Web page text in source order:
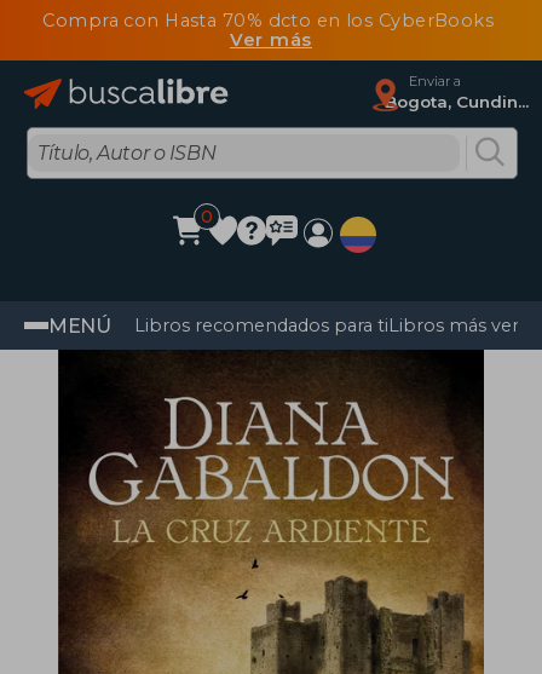
Compra con Hasta 70% dcto en los CyberBooks
Ver más
Enviar a
Bogota, Cundinamarca
0
MENÚ Libros recomendados para tiLibros más